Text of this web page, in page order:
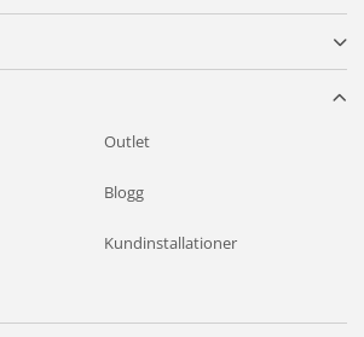
Outlet
Blogg
Kundinstallationer